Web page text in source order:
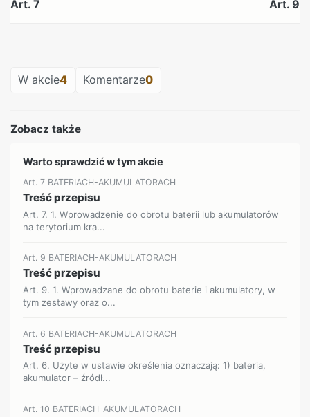
Art. 7 Art. 9
W akcie4 Komentarze0
Zobacz także
Warto sprawdzić w tym akcie
Art. 7 BATERIACH-AKUMULATORACH
Treść przepisu
Art. 7. 1. Wprowadzenie do obrotu baterii lub akumulatorów
na terytorium kra...
Art. 9 BATERIACH-AKUMULATORACH
Treść przepisu
Art. 9. 1. Wprowadzane do obrotu baterie i akumulatory, w
tym zestawy oraz o...
Art. 6 BATERIACH-AKUMULATORACH
Treść przepisu
Art. 6. Użyte w ustawie określenia oznaczają: 1) bateria,
akumulator – źródł...
Art. 10 BATERIACH-AKUMULATORACH